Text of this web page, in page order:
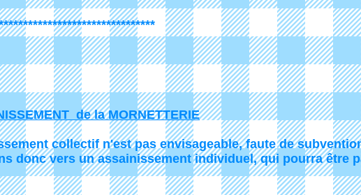
de la MORNETTERIE
collectif n'est pas envisageable, faute de
vers un assainissement individuel, qui pourra être